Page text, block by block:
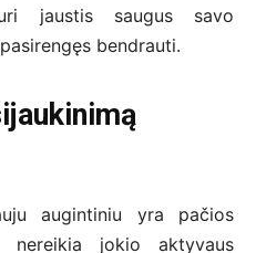
jaustis saugus savo
bendrauti.
augintiniu yra pačios
nereikia jokio aktyvaus